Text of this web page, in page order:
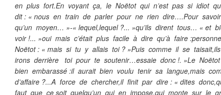
en plus fort.En voyant ça, le Noëtot qui n’est pas si idiot
dit : « nous en train de parler pour ne rien dire….Pour
qu’un moyen… »-« lequel,lequel ?... »qu’ils dirent tous… « et
voir !... »oui mais c’était plus facile à dire qu’à faire
Noëtot : « mais si tu y allais toi ? »Puis comme il se
irons derrière toi pour te soutenir…essaie donc !. »Le
bien embarassé :il aurait bien voulu tenir sa langue,mais
d’affaire ?...A force de chercher,il finit par dire : « dites
faut que ce soit quelqu’un qui en impose,qui monte sur le